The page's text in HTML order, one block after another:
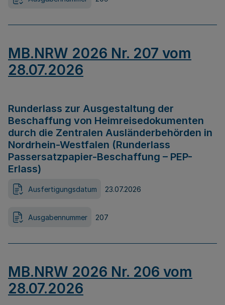
MB.NRW 2026 Nr. 207 vom
28.07.2026
Runderlass zur Ausgestaltung der
Beschaffung von Heimreisedokumenten
durch die Zentralen Ausländerbehörden in
Nordrhein-Westfalen (Runderlass
Passersatzpapier-Beschaffung – PEP-
Erlass)
Ausfertigungsdatum 23.07.2026
Ausgabennummer 207
MB.NRW 2026 Nr. 206 vom
28.07.2026